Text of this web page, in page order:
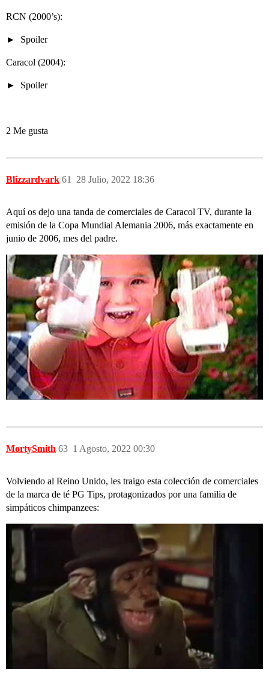
RCN (2000’s):
Spoiler
Caracol (2004):
Spoiler
2 Me gusta
Blizzardvark 28 Julio, 2022 18:36
61
Aquí os dejo una tanda de comerciales de Caracol TV, durante la
emisión de la Copa Mundial Alemania 2006, más exactamente en
junio de 2006, mes del padre.
MortySmith 1 Agosto, 2022 00:30
63
Volviendo al Reino Unido, les traigo esta colección de comerciales
de la marca de té PG Tips, protagonizados por una familia de
simpáticos chimpanzees: